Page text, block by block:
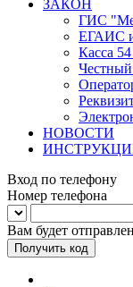
ЗАКОН
ГИС
ЕГАИС
Касса
Честный
НОВОСТИ
Вход по телефону
Номер телефона
Вам будет
Получить код